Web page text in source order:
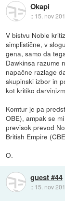
Okapi
:: 15. nov
V bistvu Noble
simplistične, v
gena, samo da
Dawkinsa razume
napačne razlage
skupinski izbor in
kot kritiko
Komtur je pa
OBE), ampak se
previsok prevod
British Empire
O.
guest #44
:: 15. nov